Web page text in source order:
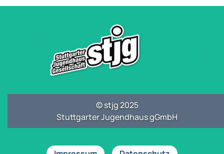
© stjg 2025
Stuttgarter Jugendhaus gGmbH